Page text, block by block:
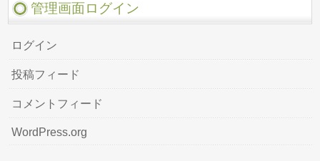
管理画面ログイン
ログイン
投稿フィード
コメントフィード
WordPress.org